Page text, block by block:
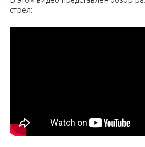
стрел: